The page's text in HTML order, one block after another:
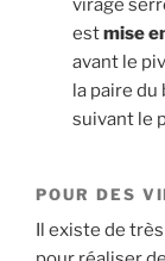
virage
estmise
avant le
la paire
suivant le
POUR DES
Il existe de